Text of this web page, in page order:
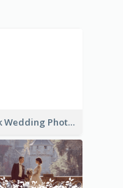
Blank Wedding Photo Book